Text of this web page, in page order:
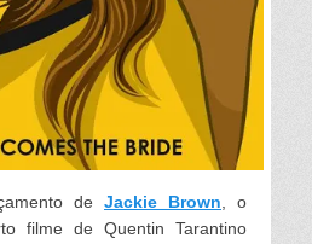
de Jackie Brown, o
filme de Quentin Tarantino